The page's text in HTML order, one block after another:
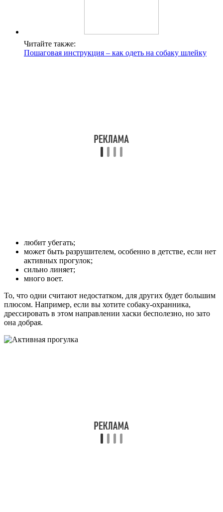
Читайте также:
Пошаговая инструкция – как одеть на собаку шлейку
любит убегать;
может быть разрушителем, особенно в детстве, если нет
активных прогулок;
сильно линяет;
много воет.
То, что одни считают недостатком, для других будет большим
плюсом. Например, если вы хотите собаку-охранника,
дрессировать в этом направлении хаски бесполезно, но зато
она добрая.